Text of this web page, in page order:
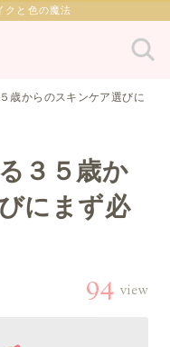
クと色の魔法
歳からのスキンケア選びに
３５歳か
にまず必
94 view